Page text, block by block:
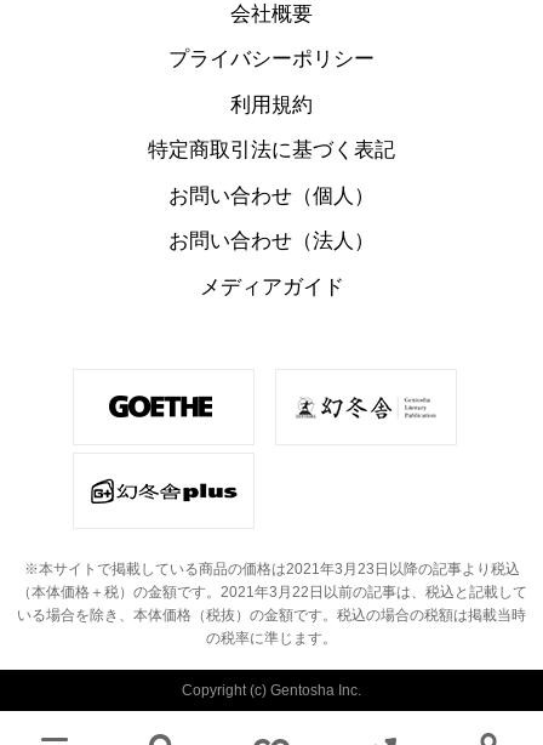
会社概要
プライバシーポリシー
利用規約
特定商取引法に基づく表記
お問い合わせ（個人）
お問い合わせ（法人）
メディアガイド
※本サイトで掲載している商品の価格は2021年3月23日以降の記事より税込
（本体価格＋税）の金額です。 2021年3月22日以前の記事は、税込と記載して
いる場合を除き、本体価格（税抜）の金額です。 税込の場合の税額は掲載当時
の税率に準じます。
Copyright (c) Gentosha Inc.